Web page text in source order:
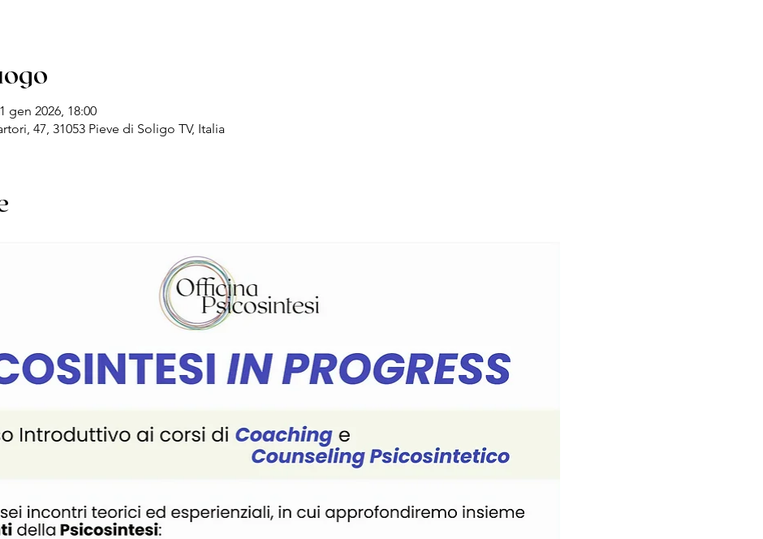
gen 2026, 18:00
47, 31053 Pieve di Soligo TV, Italia